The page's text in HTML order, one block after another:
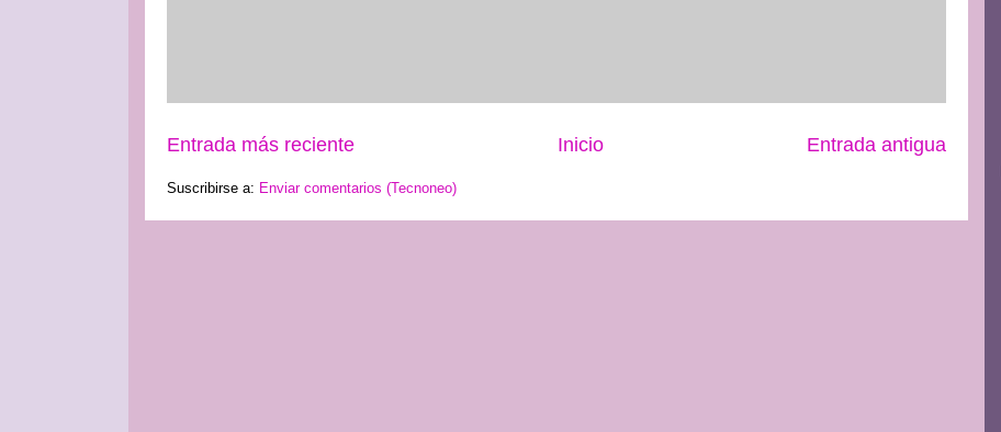
Entrada más reciente Entrada antigua
Inicio
Suscribirse a: Enviar comentarios (Tecnoneo)